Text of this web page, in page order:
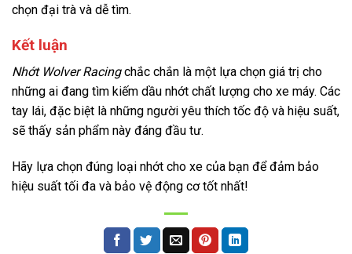
chọn đại trà và dễ tìm.
Kết luận
Nhớt Wolver Racingchắc chắn là một lựa chọn giá trị cho
những ai đang tìm kiếm dầu nhớt chất lượng cho xe máy. Các
tay lái, đặc biệt là những người yêu thích tốc độ và hiệu suất,
sẽ thấy sản phẩm này đáng đầu tư.
Hãy lựa chọn đúng loại nhớt cho xe của bạn để đảm bảo
hiệu suất tối đa và bảo vệ động cơ tốt nhất!